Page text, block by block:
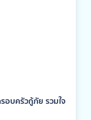
อบครัวกู้ภัย รวมใจ